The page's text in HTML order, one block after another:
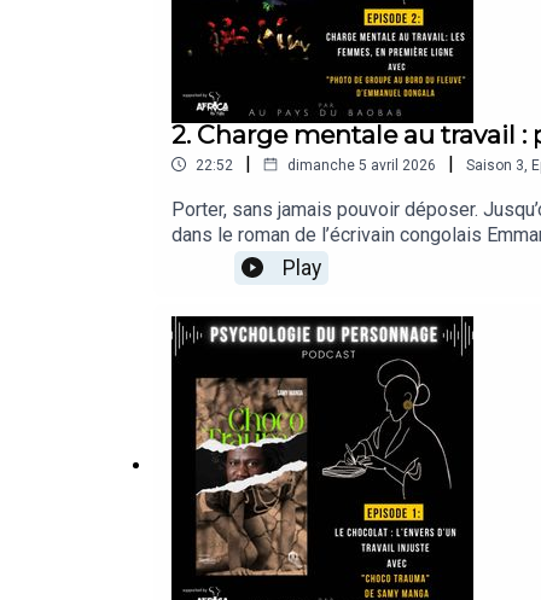
2. Charge mentale au travail
22:52 | dimanche 5 avril 2026 | Saison 3,
Porter, sans jamais pouvoir déposer.
dans le roman de l’écrivain congolais
travailler, soutenir, organiser, tenir.Dans
devient une réalité constante, souvent
silencieuse : que devient-on quand on ne
Personnage – Plongez au cœur des récits
les émotions façonnent-ils nos trajectoires
avec le support technique et financier de
monde du travail en Afrique.
Play